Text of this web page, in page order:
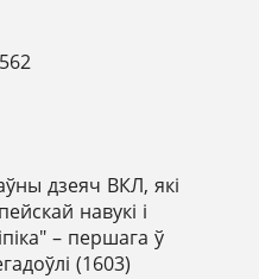
дзеяч ВКЛ, які
навукі і
– першага ў
(1603)